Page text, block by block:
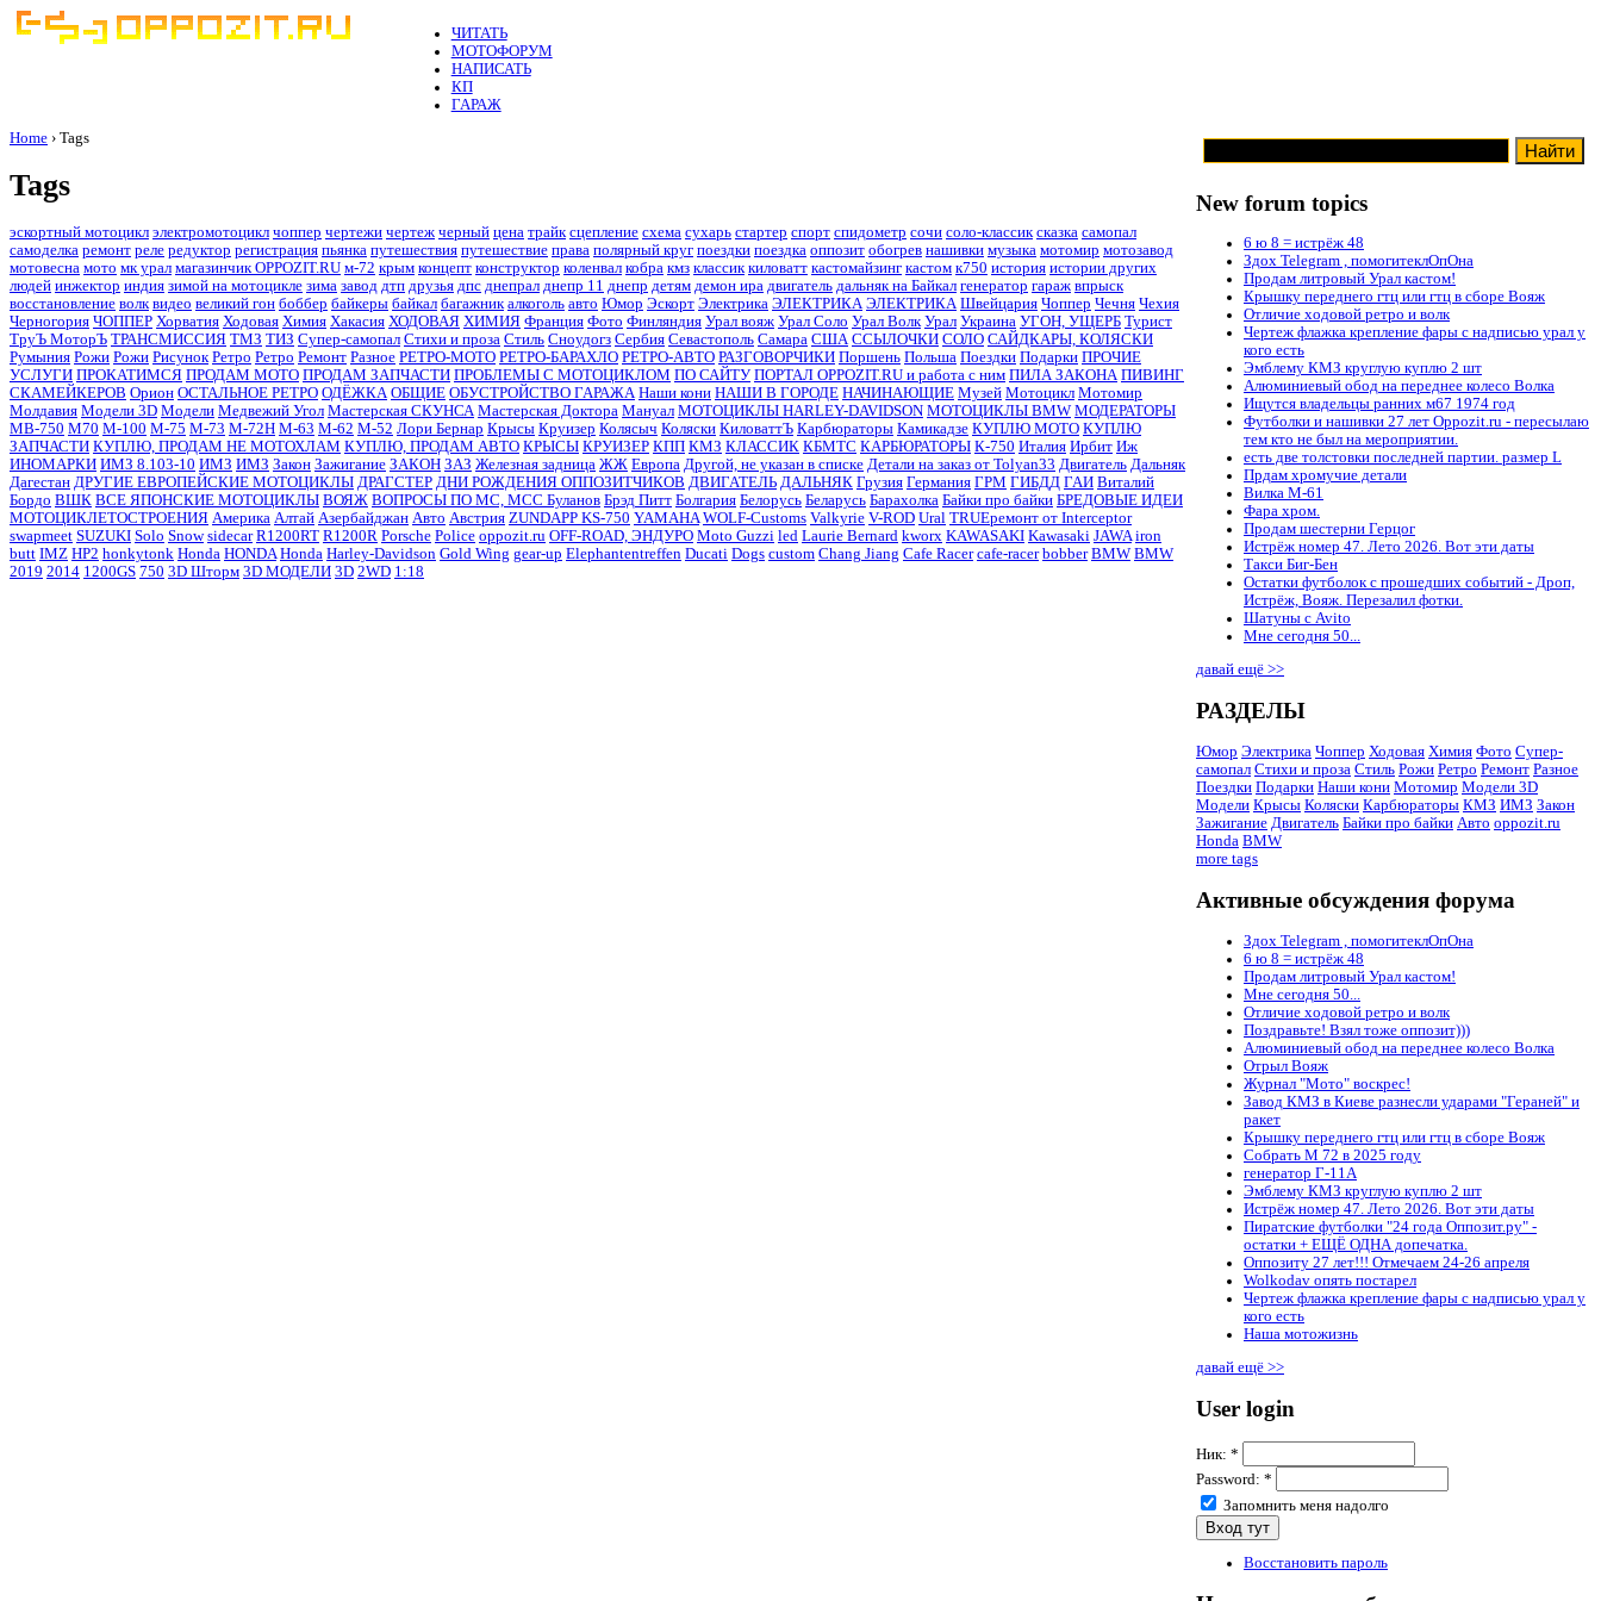
ЧИТАТЬ
МОТОФОРУМ
НАПИСАТЬ
КП
ГАРАЖ
Home › Tags
Tags
эскортный мотоцикл электромотоцикл чоппер чертежи чертеж черный цена трайк сцепление схема сухарь стартер спорт спидометр сочи соло-классик сказка самопал
самоделка ремонт реле редуктор регистрация пьянка путешествия путешествие права полярный круг поездки поездка оппозит обогрев нашивки музыка мотомир мотозавод
мотовесна мото мк урал магазинчик OPPOZIT.RU м-72 крым концепт конструктор коленвал кобра кмз классик киловатт кастомайзинг кастом к750 история истории других
людей инжектор индия зимой на мотоцикле зима завод дтп друзья дпс днепрал днепр 11 днепр детям демон ира двигатель дальняк на Байкал генератор гараж впрыск
восстановление волк видео великий гон боббер байкеры байкал багажник алкоголь авто Юмор Эскорт Электрика ЭЛЕКТРИКА ЭЛЕКТРИКА Швейцария Чоппер Чечня Чехия
Черногория ЧОППЕР Хорватия Ходовая Химия Хакасия ХОДОВАЯ ХИМИЯ Франция Фото Финляндия Урал вояж Урал Соло Урал Волк Урал Украина УГОН, УЩЕРБ Турист
ТруЪ МоторЪ ТРАНСМИССИЯ ТМЗ ТИЗ Супер-самопал Стихи и проза Стиль Сноудогз Сербия Севастополь Самара США ССЫЛОЧКИ СОЛО САЙДКАРЫ, КОЛЯСКИ
Румыния Рожи Рожи Рисунок Ретро Ретро Ремонт Разное РЕТРО-МОТО РЕТРО-БАРАХЛО РЕТРО-АВТО РАЗГОВОРЧИКИ Поршень Польша Поездки Подарки ПРОЧИЕ
УСЛУГИ ПРОКАТИМСЯ ПРОДАМ МОТО ПРОДАМ ЗАПЧАСТИ ПРОБЛЕМЫ С МОТОЦИКЛОМ ПО САЙТУ ПОРТАЛ OPPOZIT.RU и работа с ним ПИЛА ЗАКОНА ПИВИНГ
СКАМЕЙКЕРОВ Орион ОСТАЛЬНОЕ РЕТРО ОДЁЖКА ОБЩИЕ ОБУСТРОЙСТВО ГАРАЖА Наши кони НАШИ В ГОРОДЕ НАЧИНАЮЩИЕ Музей Мотоцикл Мотомир
Молдавия Модели 3D Модели Медвежий Угол Мастерская СКУНСА Мастерская Доктора Мануал МОТОЦИКЛЫ HARLEY-DAVIDSON МОТОЦИКЛЫ BMW МОДЕРАТОРЫ
МВ-750 М70 М-100 М-75 М-73 М-72Н М-63 М-62 М-52 Лори Бернар Крысы Круизер Колясыч Коляски КиловаттЪ Карбюраторы Камикадзе КУПЛЮ МОТО КУПЛЮ
ЗАПЧАСТИ КУПЛЮ, ПРОДАМ НЕ МОТОХЛАМ КУПЛЮ, ПРОДАМ АВТО КРЫСЫ КРУИЗЕР КПП КМЗ КЛАССИК КБМТС КАРБЮРАТОРЫ К-750 Италия Ирбит Иж
ИНОМАРКИ ИМЗ 8.103-10 ИМЗ ИМЗ Закон Зажигание ЗАКОН ЗАЗ Железная задница ЖЖ Европа Другой, не указан в списке Детали на заказ от Tolyan33 Двигатель Дальняк
Дагестан ДРУГИЕ ЕВРОПЕЙСКИЕ МОТОЦИКЛЫ ДРАГСТЕР ДНИ РОЖДЕНИЯ ОППОЗИТЧИКОВ ДВИГАТЕЛЬ ДАЛЬНЯК Грузия Германия ГРМ ГИБДД ГАИ Виталий
Бордо ВШК ВСЕ ЯПОНСКИЕ МОТОЦИКЛЫ ВОЯЖ ВОПРОСЫ ПО MC, MCC Буланов Брэд Питт Болгария Белорусь Беларусь Барахолка Байки про байки БРЕДОВЫЕ ИДЕИ
МОТОЦИКЛЕТОСТРОЕНИЯ Америка Алтай Азербайджан Авто Австрия ZUNDAPP KS-750 YAMAHA WOLF-Customs Valkyrie V-ROD Ural TRUEремонт от Interceptor
swapmeet SUZUKI Solo Snow sidecar R1200RT R1200R Porsche Police oppozit.ru OFF-ROAD, ЭНДУРО Moto Guzzi led Laurie Bernard kworx KAWASAKI Kawasaki JAWA iron
butt IMZ HP2 honkytonk Honda HONDA Honda Harley-Davidson Gold Wing gear-up Elephantentreffen Ducati Dogs custom Chang Jiang Cafe Racer cafe-racer bobber BMW BMW
2019 2014 1200GS 750 3D Шторм 3D МОДЕЛИ 3D 2WD 1:18
New forum topics
6 ю 8 = истрёж 48
Здох Telegram , помогитеклОпОна
Продам литровый Урал кастом!
Крышку переднего гтц или гтц в сборе Вояж
Отличие ходовой ретро и волк
Чертеж флажка крепление фары с надписью урал у
кого есть
Эмблему КМЗ круглую куплю 2 шт
Алюминиевый обод на переднее колесо Волка
Ищутся владельцы ранних м67 1974 год
Футболки и нашивки 27 лет Oppozit.ru - пересылаю
тем кто не был на мероприятии.
есть две толстовки последней партии. размер L
Прдам хромучие детали
Вилка М-61
Фара хром.
Продам шестерни Герцог
Истрёж номер 47. Лето 2026. Вот эти даты
Такси Биг-Бен
Остатки футболок с прошедших событий - Дроп,
Истрёж, Вояж. Перезалил фотки.
Шатуны с Avito
Мне сегодня 50...
давай ещё >>
РАЗДЕЛЫ
Юмор Электрика Чоппер Ходовая Химия Фото Супер-
самопал Стихи и проза Стиль Рожи Ретро Ремонт Разное
Поездки Подарки Наши кони Мотомир Модели 3D
Модели Крысы Коляски Карбюраторы КМЗ ИМЗ Закон
Зажигание Двигатель Байки про байки Авто oppozit.ru
Honda BMW
more tags
Активные обсуждения форума
Здох Telegram , помогитеклОпОна
6 ю 8 = истрёж 48
Продам литровый Урал кастом!
Мне сегодня 50...
Отличие ходовой ретро и волк
Поздравьте! Взял тоже оппозит)))
Алюминиевый обод на переднее колесо Волка
Отрыл Вояж
Журнал "Мото" воскрес!
Завод КМЗ в Киеве разнесли ударами "Гераней" и
ракет
Крышку переднего гтц или гтц в сборе Вояж
Собрать М 72 в 2025 году
генератор Г-11А
Эмблему КМЗ круглую куплю 2 шт
Истрёж номер 47. Лето 2026. Вот эти даты
Пиратские футболки "24 года Оппозит.ру" -
остатки + ЕЩЁ ОДНА допечатка.
Оппозиту 27 лет!!! Отмечаем 24-26 апреля
Wolkodav опять постарел
Чертеж флажка крепление фары с надписью урал у
кого есть
Наша мотожизнь
давай ещё >>
User login
Ник: *
Password: *
Запомнить меня надолго
Восстановить пароль